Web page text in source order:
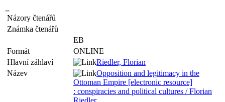
Názory čtenářů
Známka čtenářů
EB
Formát
ONLINE
Hlavní záhlaví
Riedler, Florian
Název
Opposition and legitimacy in the
Ottoman Empire [electronic resource]
: conspiracies and political cultures / Florian
Riedler